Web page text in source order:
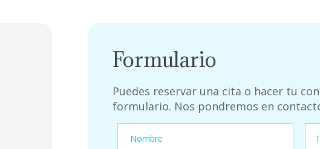
Formulario
Puedes reservar una cita o hacer tu
formulario. Nos pondremos en